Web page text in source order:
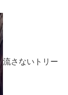
流さないトリー